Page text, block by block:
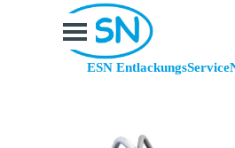
Direkt zum Seiteninhalt
ESN
Menü überspringen